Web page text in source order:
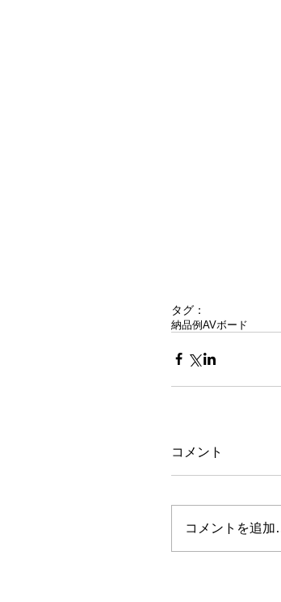
タグ：
納品例 AVボード
コメント
コメントを追